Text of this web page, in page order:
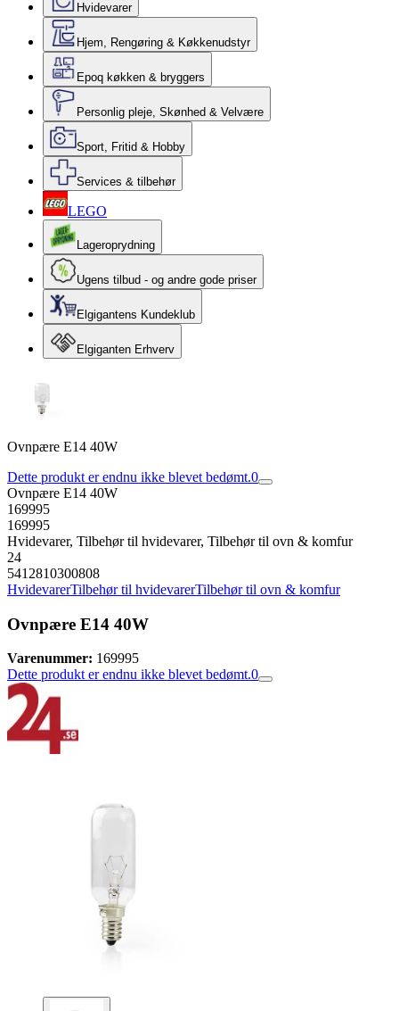
Hvidevarer
Hjem, Rengøring & Køkkenudstyr
Epoq køkken & bryggers
Personlig pleje, Skønhed & Velvære
Sport, Fritid & Hobby
Services & tilbehør
LEGO
Lageroprydning
Ugens tilbud - og andre gode priser
Elgigantens Kundeklub
Elgiganten Erhverv
Ovnpære E14 40W
Dette produkt er endnu ikke blevet bedømt.0
Ovnpære E14 40W
169995
169995
Hvidevarer, Tilbehør til hvidevarer, Tilbehør til ovn & komfur
24
5412810300808
HvidevarerTilbehør til hvidevarerTilbehør til ovn & komfur
Ovnpære E14 40W
Varenummer: 169995
Dette produkt er endnu ikke blevet bedømt.0